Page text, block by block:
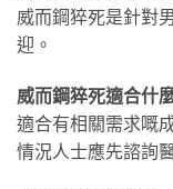
威而鋼猝死是針對
迎。
威而鋼猝死適合什
適合有相關需求嘅
情況人士應先諮詢